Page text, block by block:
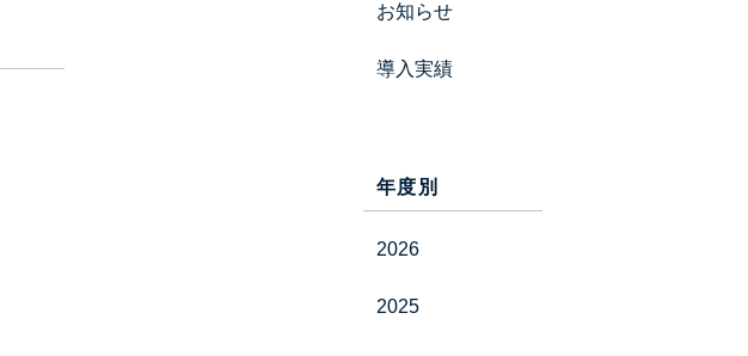
お知らせ
導入実績
年度別
2026
2025